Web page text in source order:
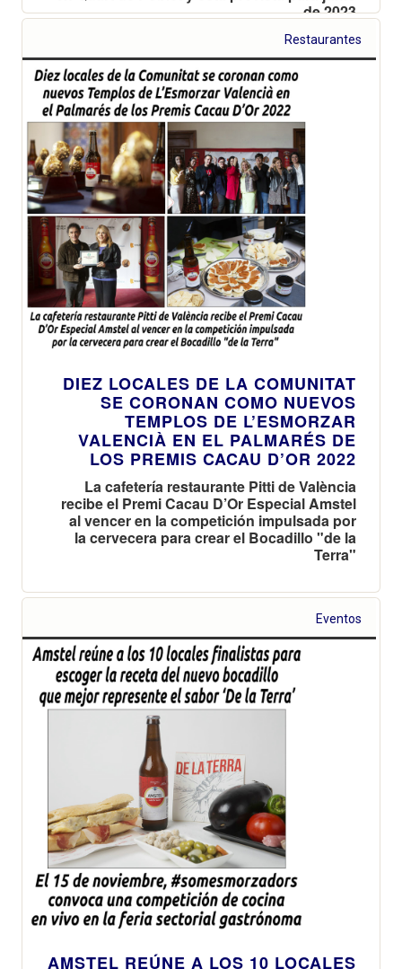
de 2023
Restaurantes
DIEZ LOCALES DE LA COMUNITAT
SE CORONAN COMO NUEVOS
TEMPLOS DE L’ESMORZAR
VALENCIÀ EN EL PALMARÉS DE
LOS PREMIS CACAU D’OR 2022
La cafetería restaurante Pitti de València
recibe el Premi Cacau D’Or Especial Amstel
al vencer en la competición impulsada por
la cervecera para crear el Bocadillo "de la
Terra"
Eventos
AMSTEL REÚNE A LOS 10 LOCALES